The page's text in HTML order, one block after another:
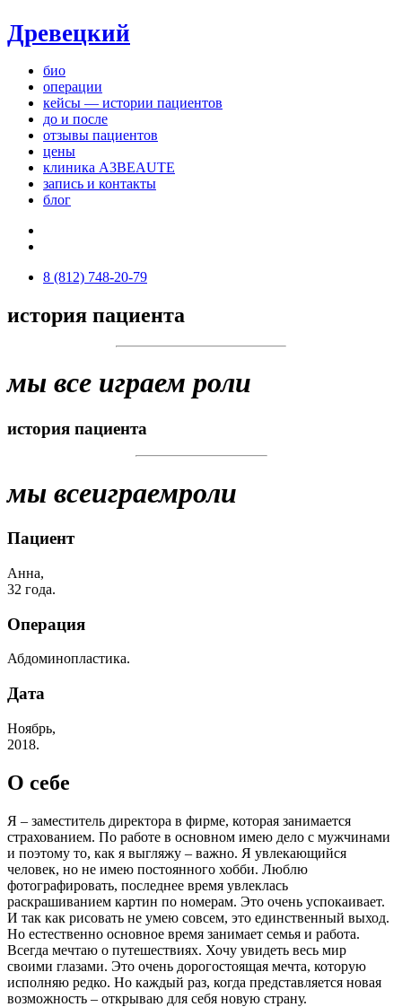
Древецкий
био
операции
кейсы — истории пациентов
до и после
отзывы пациентов
цены
клиника A3BEAUTE
запись и контакты
блог
8 (812) 748-20-79
история пациента
мы все играем роли
история пациента
мы всеиграемроли
Пациент
Анна,
32 года.
Операция
Абдоминопластика.
Дата
Ноябрь,
2018.
О себе
Я – заместитель директора в фирме, которая занимается
страхованием. По работе в основном имею дело с мужчинами
и поэтому то, как я выгляжу – важно. Я увлекающийся
человек, но не имею постоянного хобби. Люблю
фотографировать, последнее время увлеклась
раскрашиванием картин по номерам. Это очень успокаивает.
И так как рисовать не умею совсем, это единственный выход.
Но естественно основное время занимает семья и работа.
Всегда мечтаю о путешествиях. Хочу увидеть весь мир
своими глазами. Это очень дорогостоящая мечта, которую
исполняю редко. Но каждый раз, когда представляется новая
возможность – открываю для себя новую страну.